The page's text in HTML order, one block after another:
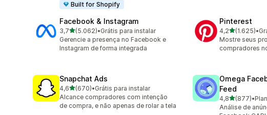
Built for Shopify
Facebook & Instagram
3,7de 5 estrelas
(5.062)
5062 avaliações ao todo
•Grátis para instalar
Gerencie a presença no Facebook e
Instagram de forma integrada
Pinterest
4,2de 5 estrelas
(1.625)
1625 •
Mostre seus
compradores
Snapchat Ads
4,6de 5 estrelas
(670)
670 avaliações ao todo
•Grátis para instalar
Alcance compradores com intenção
de compra, e não apenas de rolar a tela
Omega
Feed
4,8de 5 estrelas
(877)
877 avaliações
•
Análise de